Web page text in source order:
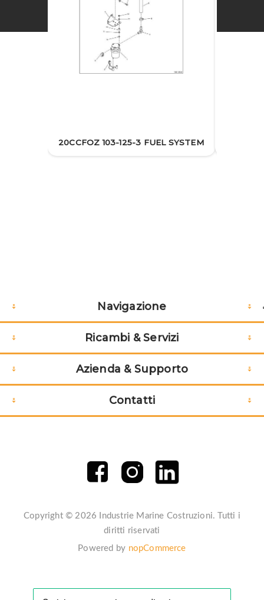
20CCFOZ 103-125-3 FUEL SYSTEM
Navigazione
Ricambi & Servizi
Azienda & Supporto
Contatti
Copyright © 2026 Industrie Marine Costruzioni. Tutti i
diritti riservati
Powered by nopCommerce